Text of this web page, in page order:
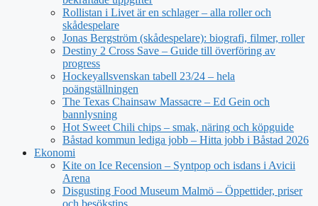
Rollistan i Livet är en schlager – alla roller och
skådespelare
Jonas Bergström (skådespelare): biografi, filmer, roller
Destiny 2 Cross Save – Guide till överföring av
progress
Hockeyallsvenskan tabell 23/24 – hela
poängställningen
The Texas Chainsaw Massacre – Ed Gein och
bannlysning
Hot Sweet Chili chips – smak, näring och köpguide
Båstad kommun lediga jobb – Hitta jobb i Båstad 2026
Ekonomi
Kite on Ice Recension – Syntpop och isdans i Avicii
Arena
Disgusting Food Museum Malmö – Öppettider, priser
och besökstips